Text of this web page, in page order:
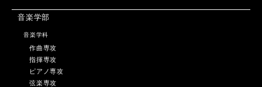
音楽学部
音楽学科
作曲専攻
指揮専攻
ピアノ専攻
弦楽専攻